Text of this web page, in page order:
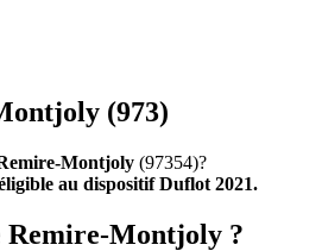
(973)
Montjoly (97354)?
au dispositif Duflot 2021.
Remire-Montjoly ?